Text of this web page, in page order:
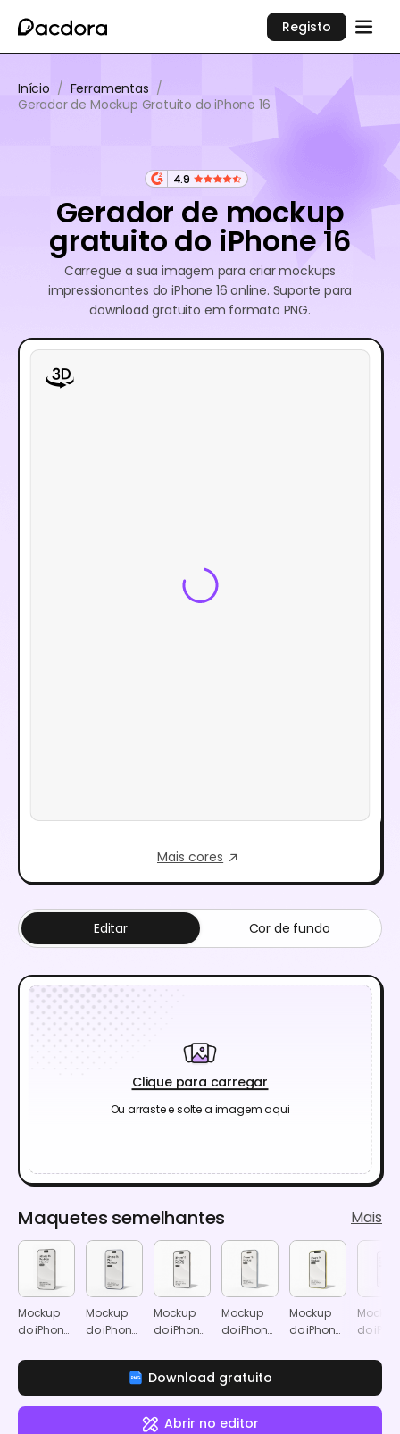
Registo
Início / Ferramentas /
Gerador de Mockup Gratuito do iPhone 16
4.9
Gerador de mockup
gratuito do iPhone 16
Carregue a sua imagem para criar mockups
impressionantes do iPhone 16 online. Suporte para
download gratuito em formato PNG.
Mais cores
Clique para carregar
Ou arraste e solte a imagem aqui
Editar Cor de fundo
Maquetes semelhantes Mais
Mockup
do iPhone
Mockup
do iPhone
Mockup
do iPhone
Mockup
do iPhone
Mockup
do iPhone
Mockup
do
Download gratuito
Abrir no editor